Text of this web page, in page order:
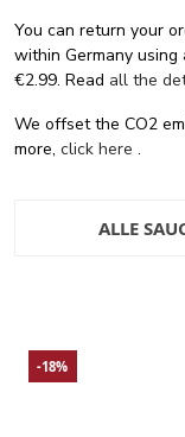
You can return your
within Germany
€2.99. Read all the
We offset the CO2
more, click here .
ALLE
-18%